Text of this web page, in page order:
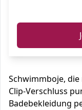
Schwimmboje,
Clip-Verschluss
Badebekleidung